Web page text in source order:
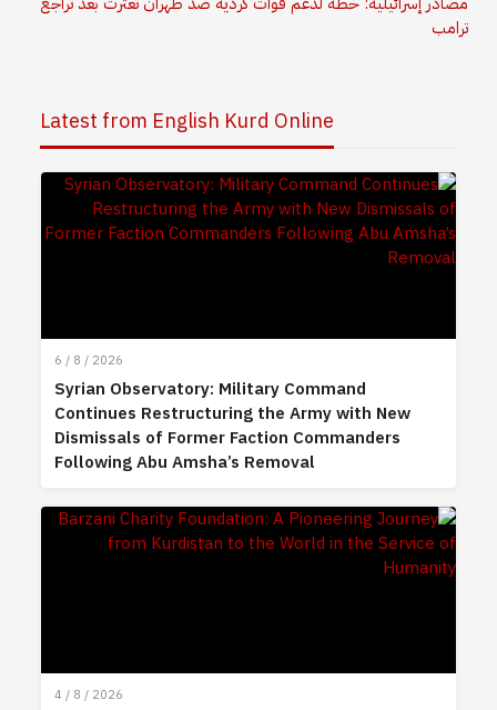
ترامب
Latest from English Kurd Online
6 / 8 / 2026
Syrian Observatory: Military Command
Continues Restructuring the Army with New
Dismissals of Former Faction Commanders
Following Abu Amsha’s Removal
4 / 8 / 2026